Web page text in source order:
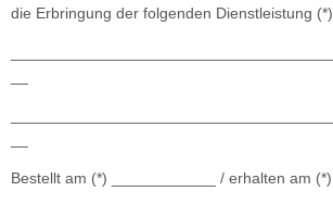
die Erbringung der folgenden Dienstleistung (*)
Bestellt am (*) ____________ / erhalten am (*)